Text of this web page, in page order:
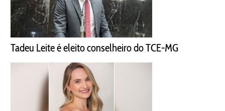
Tadeu Leite é eleito conselheiro do TCE-MG